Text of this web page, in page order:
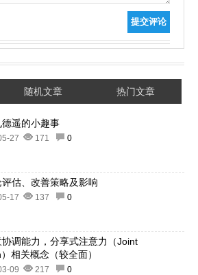
提交评论
随机文章 热门文章
遥的小趣事
27 171 0
估、改善策略及影响
17 137 0
调能力，分享式注意力（Joint
相关概念（较全面）
09 217 0